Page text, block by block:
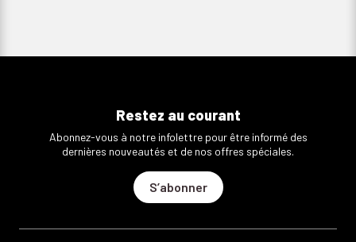
Restez au courant
Abonnez-vous à notre infolettre pour être informé des
dernières nouveautés et de nos offres spéciales.
S’abonner